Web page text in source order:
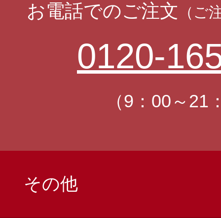
お電話でのご注文 （ご
0120-
（9：00～21
その他